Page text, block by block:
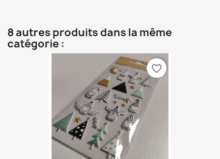
8 autres produits dans la même
catégorie :
favorite_border